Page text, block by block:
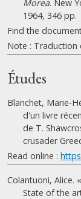
Morea. New
1964, 346 pp.
Find the
Note : Traduction
Études
Blanchet, Marie-
d'un livre
de T.
crusader
Read online :
Colantuoni, Alice.
State of the